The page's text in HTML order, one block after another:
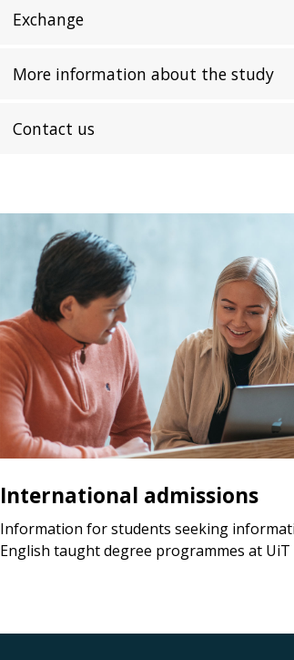
Exchange
More information about the study
Contact us
International admissions
Information for students seeking
English taught degree programmes at UiT